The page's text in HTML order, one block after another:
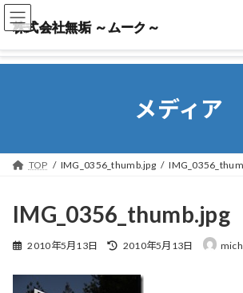
株式会社無垢 ～ムーク～
株式会社無垢 ～ムーク～
メディア
TOP IMG_0356_thumb.jpg
IMG_0356_thumb.jpg
2010年5月13日
最
2010年5月13日